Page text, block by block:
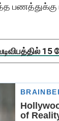
பணத்துக்கு
15